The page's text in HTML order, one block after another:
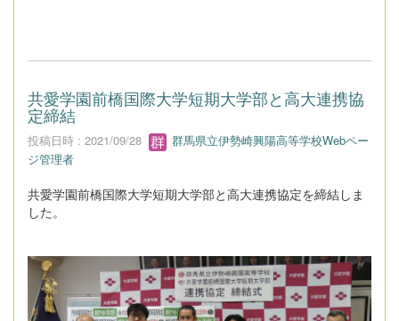
共愛学園前橋国際大学短期大学部と高大連携協
定締結
投稿日時 : 2021/09/28
群馬県立伊勢崎興陽高等学校Webペー
ジ管理者
共愛学園前橋国際大学短期大学部と高大連携協定を締結しま
した。